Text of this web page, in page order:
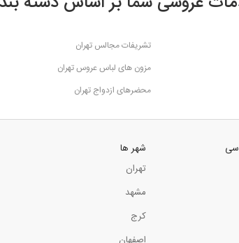
تشریفات مجالس تهران
مزون های لباس عروس تهران
محضرهای ازدواج تهران
شهر ها
تهران
مشهد
کرج